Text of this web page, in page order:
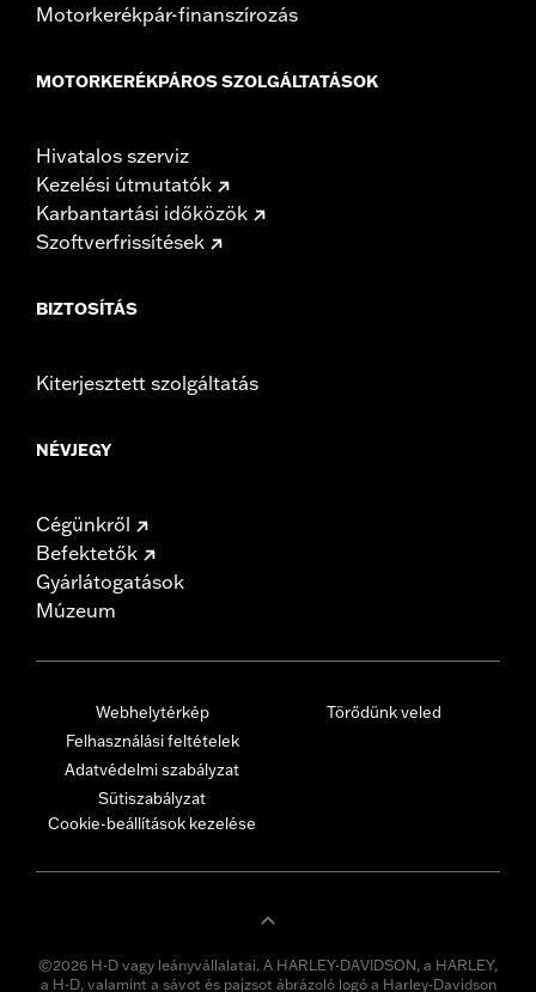
Motorkerékpár-finanszírozás
MOTORKERÉKPÁROS SZOLGÁLTATÁSOK
Hivatalos szerviz
Kezelési útmutatók
Karbantartási időközök
Szoftverfrissítések
BIZTOSÍTÁS
Kiterjesztett szolgáltatás
NÉVJEGY
Cégünkről
Befektetők
Gyárlátogatások
Múzeum
Webhelytérkép
Felhasználási feltételek
Adatvédelmi szabályzat
Sütiszabályzat
Cookie-beállítások kezelése
Törődünk veled
©2026 H-D vagy leányvállalatai. A HARLEY-DAVIDSON, a HARLEY,
a H-D, valamint a sávot és pajzsot ábrázoló logó a Harley-Davidson